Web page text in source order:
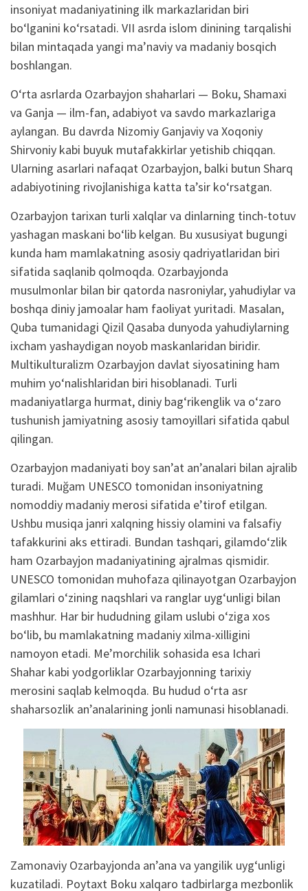
insoniyat madaniyatining ilk markazlaridan biri
bo‘lganini ko‘rsatadi. VII asrda islom dinining tarqalishi
bilan mintaqada yangi ma’naviy va madaniy bosqich
boshlangan.
O‘rta asrlarda Ozarbayjon shaharlari — Boku, Shamaxi
va Ganja — ilm-fan, adabiyot va savdo markazlariga
aylangan. Bu davrda Nizomiy Ganjaviy va Xoqoniy
Shirvoniy kabi buyuk mutafakkirlar yetishib chiqqan.
Ularning asarlari nafaqat Ozarbayjon, balki butun Sharq
adabiyotining rivojlanishiga katta ta’sir ko‘rsatgan.
Ozarbayjon tarixan turli xalqlar va dinlarning tinch-totuv
yashagan maskani bo‘lib kelgan. Bu xususiyat bugungi
kunda ham mamlakatning asosiy qadriyatlaridan biri
sifatida saqlanib qolmoqda. Ozarbayjonda
musulmonlar bilan bir qatorda nasroniylar, yahudiylar va
boshqa diniy jamoalar ham faoliyat yuritadi. Masalan,
Quba tumanidagi Qizil Qasaba dunyoda yahudiylarning
ixcham yashaydigan noyob maskanlaridan biridir.
Multikulturalizm Ozarbayjon davlat siyosatining ham
muhim yo‘nalishlaridan biri hisoblanadi. Turli
madaniyatlarga hurmat, diniy bag‘rikenglik va o‘zaro
tushunish jamiyatning asosiy tamoyillari sifatida qabul
qilingan.
Ozarbayjon madaniyati boy san’at an’analari bilan ajralib
turadi. Muğam UNESCO tomonidan insoniyatning
nomoddiy madaniy merosi sifatida e’tirof etilgan.
Ushbu musiqa janri xalqning hissiy olamini va falsafiy
tafakkurini aks ettiradi. Bundan tashqari, gilamdo‘zlik
ham Ozarbayjon madaniyatining ajralmas qismidir.
UNESCO tomonidan muhofaza qilinayotgan Ozarbayjon
gilamlari o‘zining naqshlari va ranglar uyg‘unligi bilan
mashhur. Har bir hududning gilam uslubi o‘ziga xos
bo‘lib, bu mamlakatning madaniy xilma-xilligini
namoyon etadi. Me’morchilik sohasida esa Ichari
Shahar kabi yodgorliklar Ozarbayjonning tarixiy
merosini saqlab kelmoqda. Bu hudud o‘rta asr
shaharsozlik an’analarining jonli namunasi hisoblanadi.
Zamonaviy Ozarbayjonda an’ana va yangilik uyg‘unligi
kuzatiladi. Poytaxt Boku xalqaro tadbirlarga mezbonlik